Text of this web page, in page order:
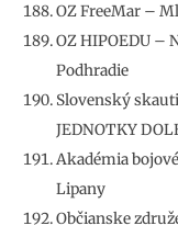
OZ FreeMar –
OZ HIPOEDU –
Podhradie
Slovenský
JEDNOTKY
Akadémia
Lipany
Občianske